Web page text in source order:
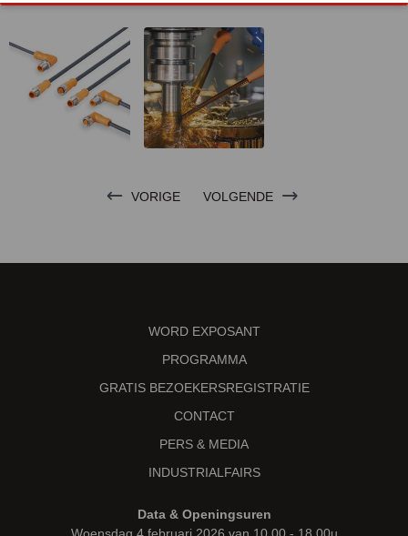
VORIGE VOLGENDE
WORD EXPOSANT
PROGRAMMA
GRATIS BEZOEKERSREGISTRATIE
CONTACT
PERS & MEDIA
INDUSTRIALFAIRS
Data & Openingsuren
Woensdag 4 februari 2026 van 10.00 - 18.00u